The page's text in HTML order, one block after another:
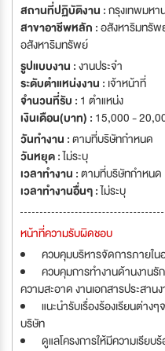
สถานที่ปฏิบัติงาน :กรุงเทพมหา
สาขาอาชีพหลัก :อสังหาริมทรั
อสังหาริมทรัพย์
รูปแบบงาน :งานประจำ
ระดับตำแหน่งงาน : เจ้าหน้าที่
จำนวนที่รับ : 1 ตำแหน่ง
เงินเดือน(บาท) : 15,000 -
วันทำงาน :ตามที่บริษัทกำหนด
วันหยุด :ไม่ระบุ
เวลาทำงาน :ตามที่บริษัทกำหนด
เวลาทำงานอื่นๆ :ไม่ระบุ
หน้าที่ความรับผิดชอบ
ควบคุมบริหารจัดการภายใน
ควบคุมการทำงานด้านงาน
ความสะอาด งานเอกสารประสาน
แนะนำรับเรื่องร้องเรียนต่า
บริษัท
ดูแลโครงการให้มีความเรียบ